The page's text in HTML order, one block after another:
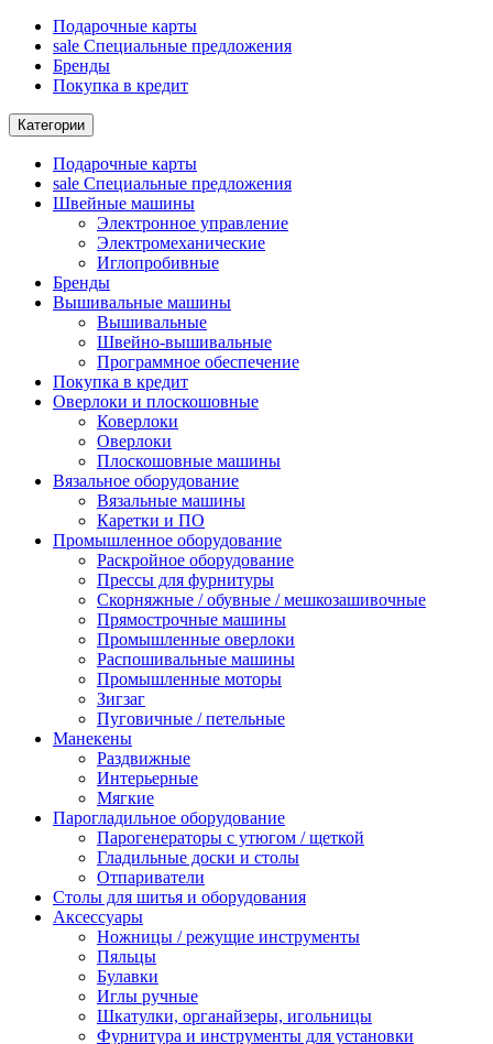
Подарочные карты
sale Специальные предложения
Бренды
Покупка в кредит
Категории
Подарочные карты
sale Специальные предложения
Швейные машины
Электронное управление
Электромеханические
Иглопробивные
Бренды
Вышивальные машины
Вышивальные
Швейно-вышивальные
Программное обеспечение
Покупка в кредит
Оверлоки и плоскошовные
Коверлоки
Оверлоки
Плоскошовные машины
Вязальное оборудование
Вязальные машины
Каретки и ПО
Промышленное оборудование
Раскройное оборудование
Прессы для фурнитуры
Скорняжные / обувные / мешкозашивочные
Прямострочные машины
Промышленные оверлоки
Распошивальные машины
Промышленные моторы
Зигзаг
Пуговичные / петельные
Манекены
Раздвижные
Интерьерные
Мягкие
Парогладильное оборудование
Парогенераторы с утюгом / щеткой
Гладильные доски и столы
Отпариватели
Столы для шитья и оборудования
Аксессуары
Ножницы / режущие инструменты
Пяльцы
Булавки
Иглы ручные
Шкатулки, органайзеры, игольницы
Фурнитура и инструменты для установки